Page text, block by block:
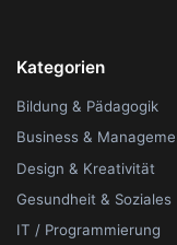
Kategorien
Bildung & Pädagogik
Business &
Design & Kreativität
Gesundheit & Soziales
IT / Programmierung